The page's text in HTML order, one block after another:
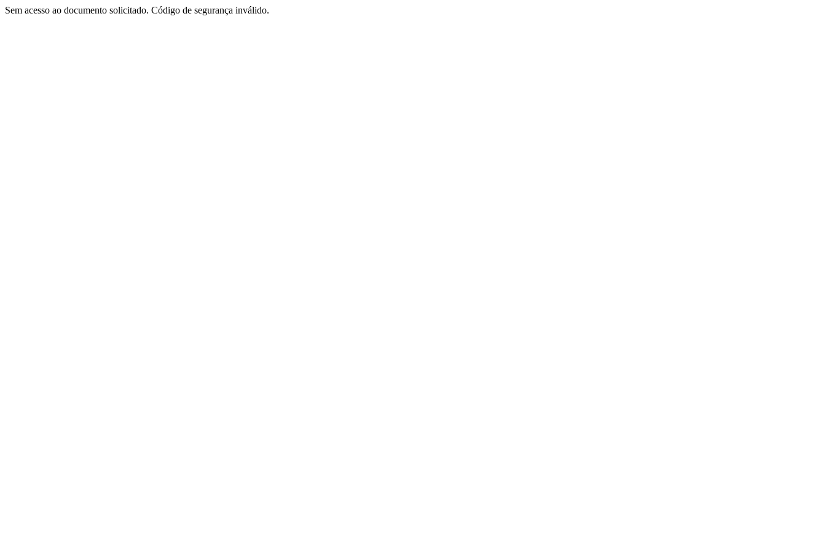
Sem acesso ao documento solicitado. Código de segurança inválido.